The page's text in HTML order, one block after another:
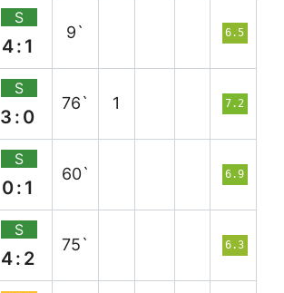
S
4:1
9` 6.5
S
3:0
76` 1 7.2
S
0:1
60` 6.9
S
4:2
75` 6.3